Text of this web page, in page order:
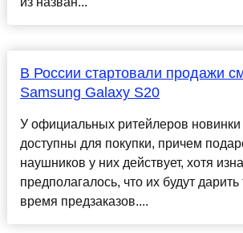
В России стартовали продажи
Samsung Galaxy S20
У официальных ритейлеров новинки
доступны для покупки, причем
наушников у них действует, хотя
предполагалось, что их будут дарить
время предзаказов....